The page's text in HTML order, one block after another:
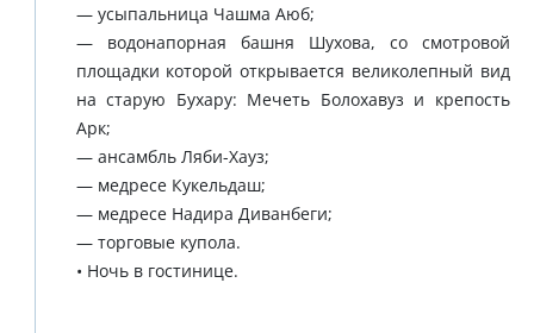
— усыпальница Чашма Аюб;
— водонапорная башня Шухова, со смотровой
площадки которой открывается великолепный вид
на старую Бухару: Мечеть Болохавуз и крепость
Арк;
— ансамбль Ляби-Хауз;
— медресе Кукельдаш;
— медресе Надира Диванбеги;
— торговые купола.
• Ночь в гостинице.